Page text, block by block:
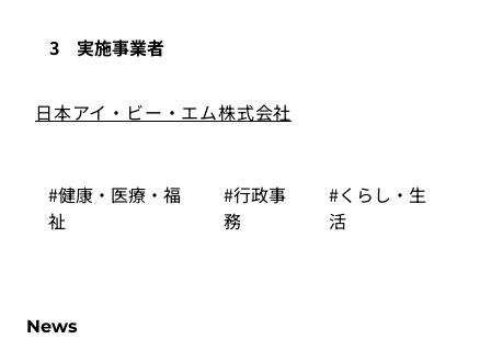
3 実施事業者
日本アイ・ビー・エム株式会社
#健康・医療・福
祉
#行政事
務
#くらし・生
活
News